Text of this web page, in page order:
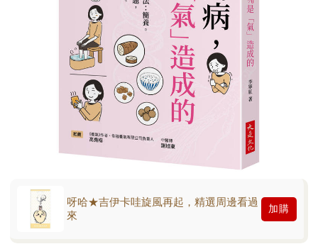
呀哈★吉伊卡哇旋風再起，精選周邊看過
來
加購